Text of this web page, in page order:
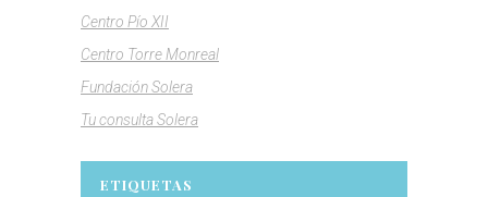
Centro Pío XII
Centro Torre Monreal
Fundación Solera
Tu consulta Solera
ETIQUETAS